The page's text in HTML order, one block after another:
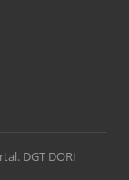
DGT DORI